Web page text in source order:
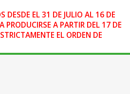
DESDE EL 31 DE JULIO AL 16 DE
A PARTIR DEL 17 DE
EL ORDEN DE